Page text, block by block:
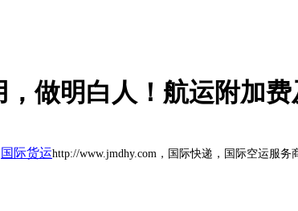
做明白人！航运附加
国际货运http://www.jmdhy.com ，国际快递，国际空运服务